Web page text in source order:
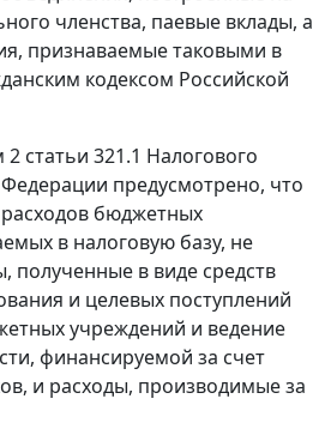
членства, паевые вклады, а
признаваемые таковыми в
кодексом Российской
статьи 321.1 Налогового
предусмотрено, что
бюджетных
в налоговую базу, не
полученные в виде средств
и целевых поступлений
учреждений и ведение
финансируемой за счет
и расходы, производимые за